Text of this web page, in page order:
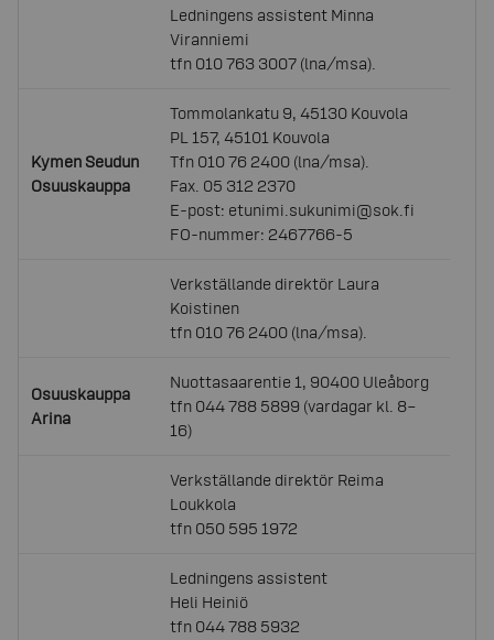
Ledningens assistent Minna
Viranniemi
tfn 010 763 3007 (lna/msa).
Kymen Seudun
Osuuskauppa
Tommolankatu 9, 45130 Kouvola
PL 157, 45101 Kouvola
Tfn 010 76 2400 (lna/msa).
Fax. 05 312 2370
E-post: etunimi.sukunimi@sok.fi
FO-nummer: 2467766-5
Verkställande direktör Laura
Koistinen
tfn 010 76 2400 (lna/msa).
Osuuskauppa
Arina
Nuottasaarentie 1, 90400 Uleåborg
tfn 044 788 5899 (vardagar kl. 8–
16)
Verkställande direktör Reima
Loukkola
tfn 050 595 1972
Ledningens assistent
Heli Heiniö
tfn 044 788 5932